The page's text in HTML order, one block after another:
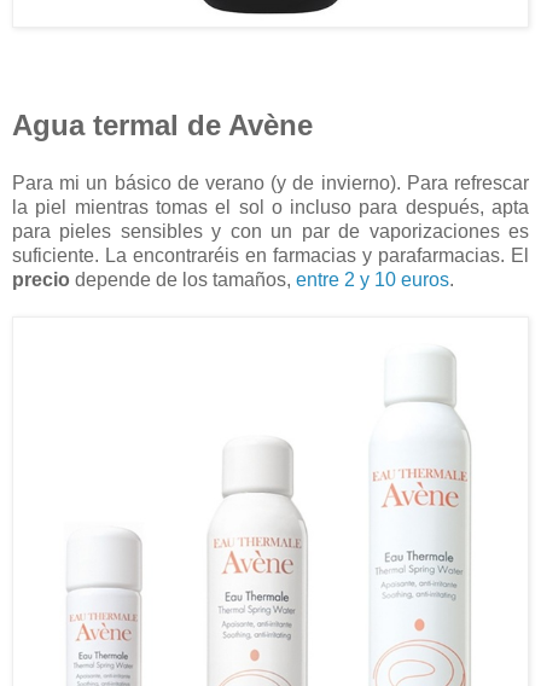
Agua termal de Avène
Para mi un básico de verano (y de invierno). Para refrescar
la piel mientras tomas el sol o incluso para después, apta
para pieles sensibles y con un par de vaporizaciones es
suficiente. La encontraréis en farmacias y parafarmacias. El
precio depende de los tamaños, entre 2 y 10 euros.